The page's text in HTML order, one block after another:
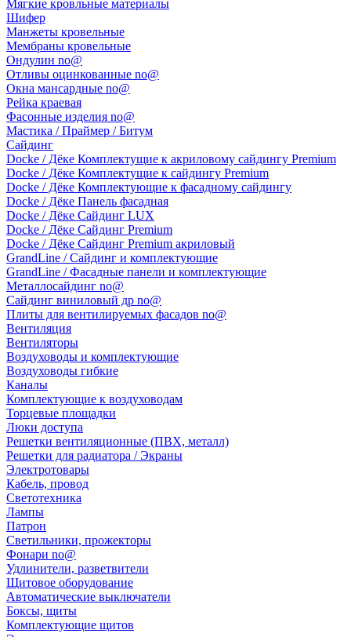
Мягкие кровльные материалы
Шифер
Манжеты кровельные
Мембраны кровельные
Ондулин no@
Отливы оцинкованные no@
Окна мансардные no@
Рейка краевая
Фасонные изделия no@
Мастика / Праймер / Битум
Сайдинг
Docke / Дёке Комплектущие к акриловому сайдингу Premium
Docke / Дёке Комплектущие к сайдингу Premium
Docke / Дёке Комплектующие к фасадному сайдингу
Docke / Дёке Панель фасадная
Docke / Дёке Сайдинг LUX
Docke / Дёке Сайдинг Premium
Docke / Дёке Сайдинг Premium акриловый
GrandLine / Сайдинг и комплектующие
GrandLine / Фасадные панели и комплектующие
Металлосайдинг no@
Сайдинг виниловый др no@
Плиты для вентилируемых фасадов no@
Вентиляция
Вентиляторы
Воздуховоды и комплектующие
Воздуховоды гибкие
Каналы
Комплектующие к воздуховодам
Торцевые площадки
Люки доступа
Решетки вентиляционные (ПВХ, металл)
Решетки для радиатора / Экраны
Электротовары
Кабель, провод
Светотехника
Лампы
Патрон
Светильники, прожекторы
Фонари no@
Удлинители, разветвители
Щитовое оборудование
Автоматические выключатели
Боксы, щиты
Комплектующие щитов